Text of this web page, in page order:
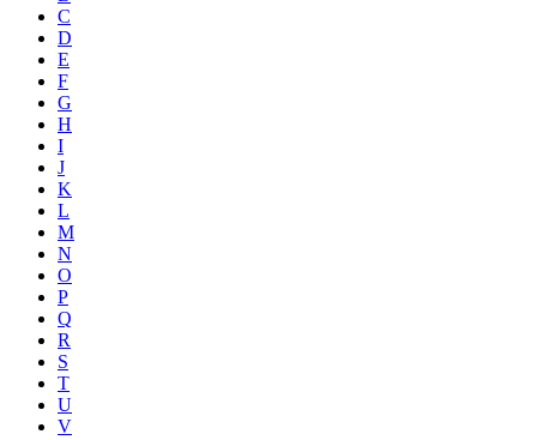
C
D
E
F
G
H
I
J
K
L
M
N
O
P
Q
R
S
T
U
V